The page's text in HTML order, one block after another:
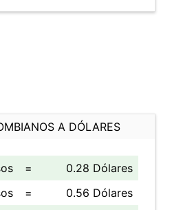
A DÓLARES
=
0.28 Dólares
=
0.56 Dólares